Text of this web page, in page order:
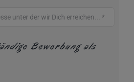
Bewerbung als